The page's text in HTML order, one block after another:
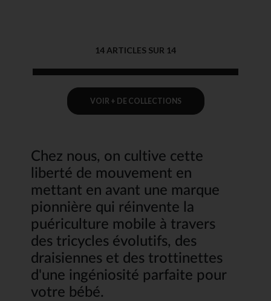
14 ARTICLES SUR 14
VOIR + DE COLLECTIONS
Chez nous, on cultive cette
liberté de mouvement en
mettant en avant une marque
pionnière qui réinvente la
puériculture mobile à travers
des tricycles évolutifs, des
draisiennes et des trottinettes
d'une ingéniosité parfaite pour
votre bébé.